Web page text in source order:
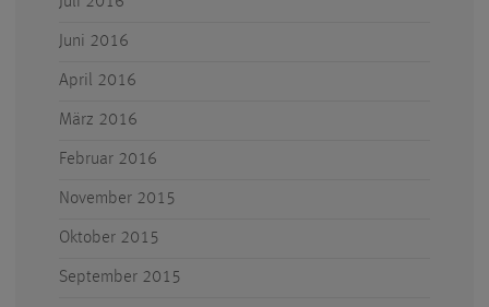
Juni 2016
April 2016
März 2016
Februar 2016
November 2015
Oktober 2015
September 2015